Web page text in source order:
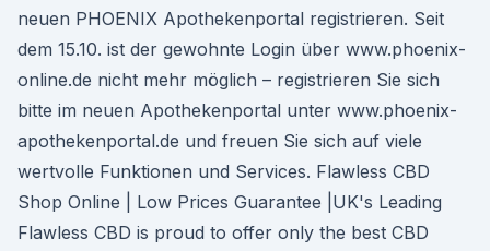
neuen PHOENIX Apothekenportal registrieren. Seit
dem 15.10. ist der gewohnte Login über www.phoenix-
online.de nicht mehr möglich – registrieren Sie sich
bitte im neuen Apothekenportal unter www.phoenix-
apothekenportal.de und freuen Sie sich auf viele
wertvolle Funktionen und Services. Flawless CBD
Shop Online | Low Prices Guarantee |UK's Leading
Flawless CBD is proud to offer only the best CBD